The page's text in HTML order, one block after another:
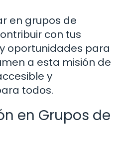
en grupos de
con tus
oportunidades para
a esta misión de
y
todos.
en Grupos de